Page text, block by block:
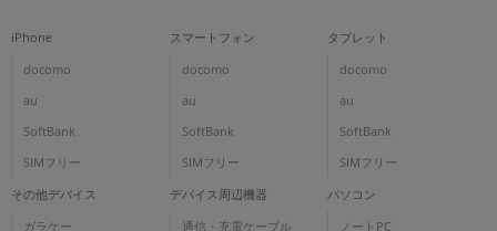
iPhone
docomo
au
SoftBank
SIMフリー
スマートフォン
docomo
au
SoftBank
SIMフリー
タブレット
docomo
au
SoftBank
SIMフリー
その他デバイス
ガラケー
デバイス周辺機器
通信・充電ケーブル
パソコン
ノートPC